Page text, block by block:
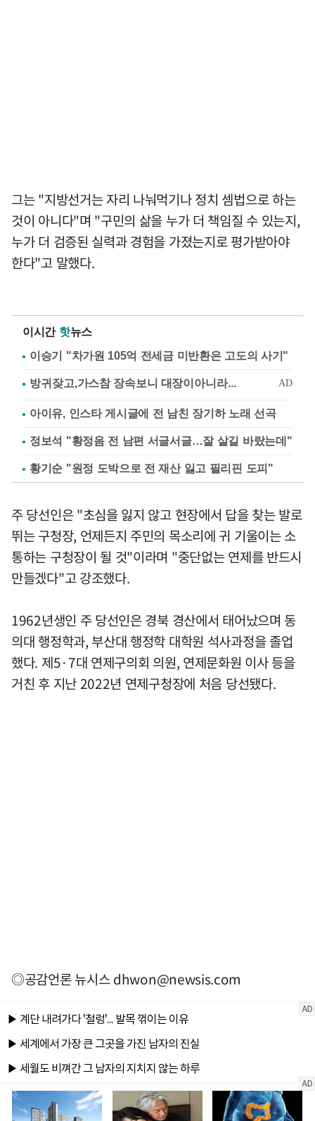
그는 "지방선거는 자리 나눠먹기나 정치 셈법으로 하는
것이 아니다"며 "구민의 삶을 누가 더 책임질 수 있는지,
누가 더 검증된 실력과 경험을 가졌는지로 평가받아야
한다"고 말했다.
이시간 핫뉴스
이승기 "차가원 105억 전세금 미반환은 고도의 사기"
아이유, 인스타 게시글에 전 남친 장기하 노래 선곡
정보석 "황정음 전 남편 서글서글…잘 살길 바랐는데"
황기순 "원정 도박으로 전 재산 잃고 필리핀 도피"
주 당선인은 "초심을 잃지 않고 현장에서 답을 찾는 발로
뛰는 구청장, 언제든지 주민의 목소리에 귀 기울이는 소
통하는 구청장이 될 것"이라며 "중단없는 연제를 반드시
만들겠다"고 강조했다.
1962년생인 주 당선인은 경북 경산에서 태어났으며 동
의대 행정학과, 부산대 행정학 대학원 석사과정을 졸업
했다. 제5·7대 연제구의회 의원, 연제문화원 이사 등을
거친 후 지난 2022년 연제구청장에 처음 당선됐다.
◎공감언론 뉴시스dhwon@newsis.com